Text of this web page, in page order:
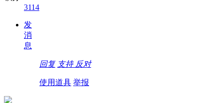
3114
发
消
息
回复 支持 反对
使用道具 举报